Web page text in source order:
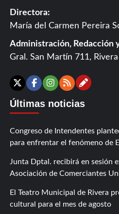
Directora:
María del Carmen Pereira
Administración, Redacción
Gral. San Martín 711,
X Facebook
Instagram
RSS
Últimas noticias
Congreso de Intendentes
para enfrentar el fenómeno de
Junta Dptal. recibirá en sesión
Asociación de Comerciantes
El Teatro Municipal de Rivera
cultural para el mes de agosto